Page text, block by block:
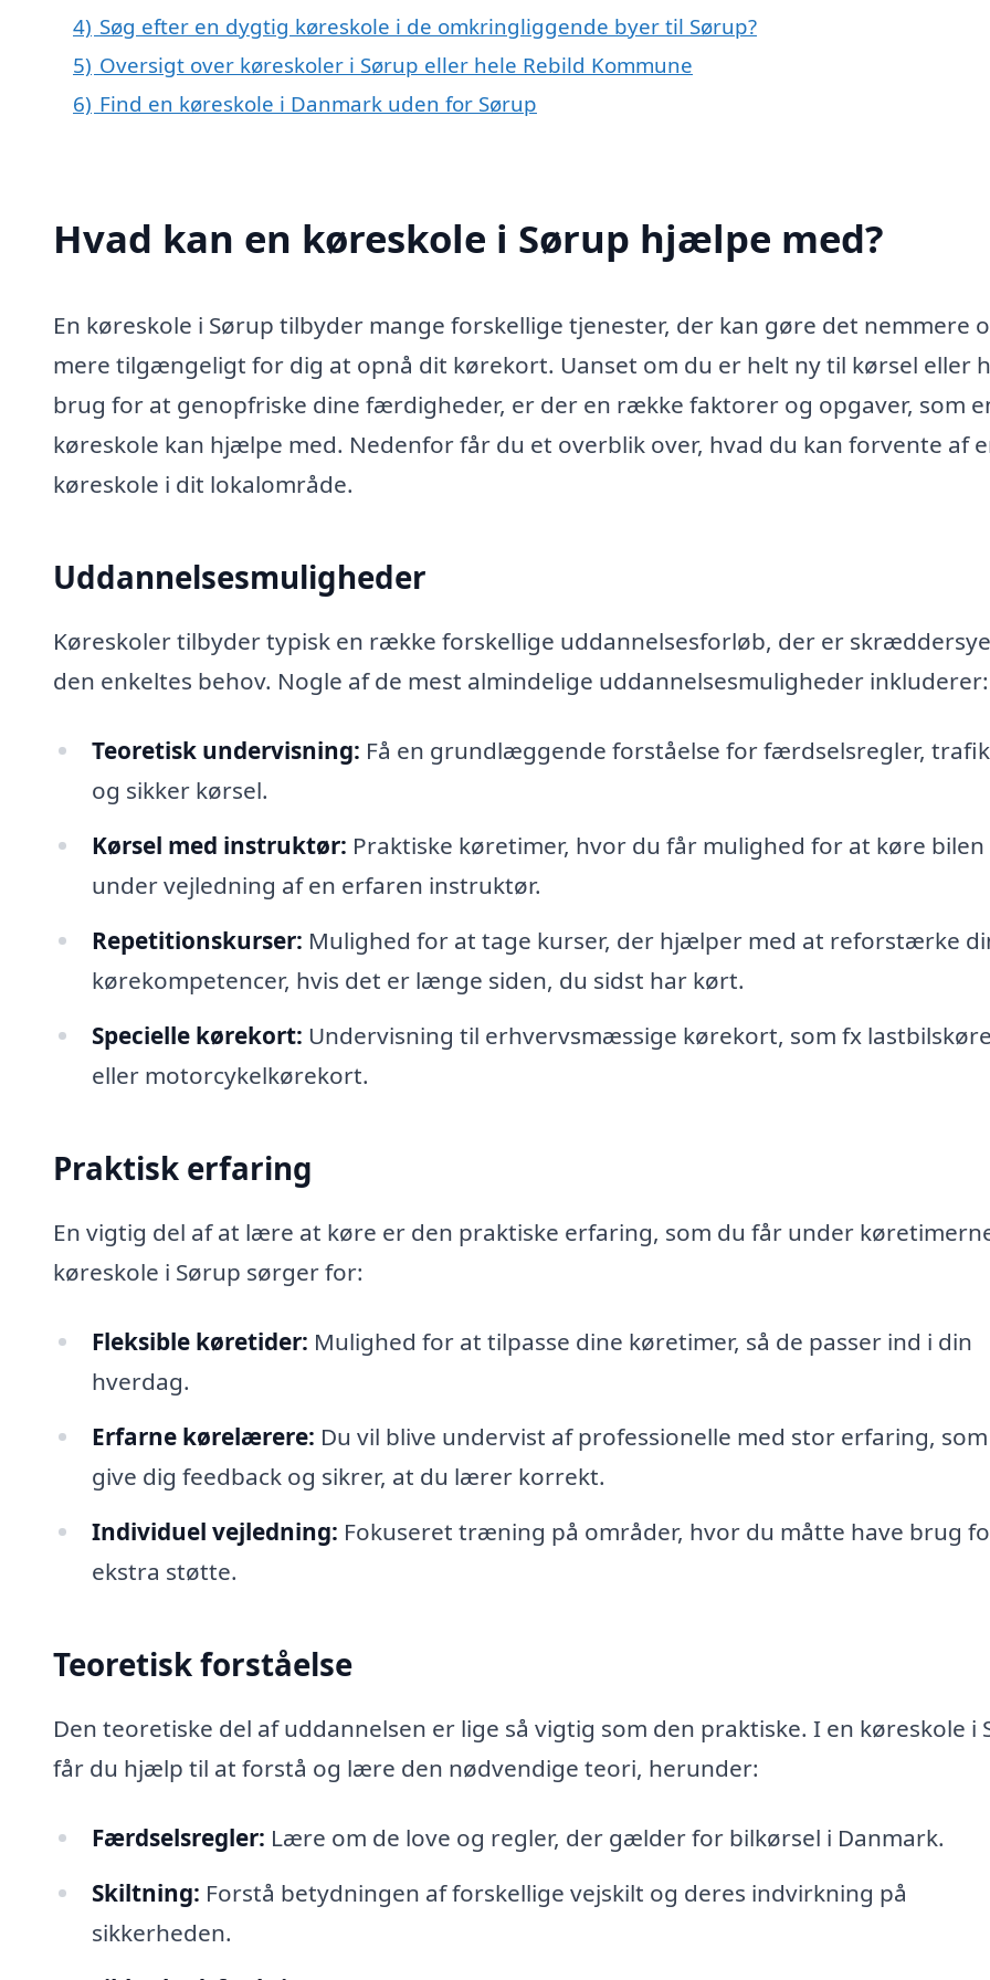
4) Søg efter en dygtig køreskole i de omkringliggende byer til Sørup?
5) Oversigt over køreskoler i Sørup eller hele Rebild Kommune
6) Find en køreskole i Danmark uden for Sørup
Hvad kan en køreskole i Sørup hjælpe med?
En køreskole i Sørup tilbyder mange forskellige tjenester, der kan gøre det nemmere
mere tilgængeligt for dig at opnå dit kørekort. Uanset om du er helt ny til kørsel eller
brug for at genopfriske dine færdigheder, er der en række faktorer og opgaver, som
køreskole kan hjælpe med. Nedenfor får du et overblik over, hvad du kan forvente af
køreskole i dit lokalområde.
Uddannelsesmuligheder
Køreskoler tilbyder typisk en række forskellige uddannelsesforløb, der er
den enkeltes behov. Nogle af de mest almindelige uddannelsesmuligheder inkluderer:
Teoretisk undervisning: Få en grundlæggende forståelse for færdselsregler,
og sikker kørsel.
Kørsel med instruktør: Praktiske køretimer, hvor du får mulighed for at køre bilen
under vejledning af en erfaren instruktør.
Repetitionskurser: Mulighed for at tage kurser, der hjælper med at reforstærke
kørekompetencer, hvis det er længe siden, du sidst har kørt.
Specielle kørekort: Undervisning til erhvervsmæssige kørekort, som fx
eller motorcykelkørekort.
Praktisk erfaring
En vigtig del af at lære at køre er den praktiske erfaring, som du får under
køreskole i Sørup sørger for:
Fleksible køretider: Mulighed for at tilpasse dine køretimer, så de passer ind i din
hverdag.
Erfarne kørelærere: Du vil blive undervist af professionelle med stor erfaring,
give dig feedback og sikrer, at du lærer korrekt.
Individuel vejledning: Fokuseret træning på områder, hvor du måtte have brug
ekstra støtte.
Teoretisk forståelse
Den teoretiske del af uddannelsen er lige så vigtig som den praktiske. I en køreskole i
får du hjælp til at forstå og lære den nødvendige teori, herunder:
Færdselsregler: Lære om de love og regler, der gælder for bilkørsel i Danmark.
Skiltning: Forstå betydningen af forskellige vejskilt og deres indvirkning på
sikkerheden.